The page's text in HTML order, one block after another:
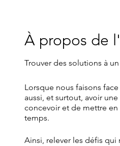
À propos de
Trouver des solutions à
Lorsque nous faisons
aussi, et surtout, avoir
concevoir et de mettre en
temps.
Ainsi, relever les défis